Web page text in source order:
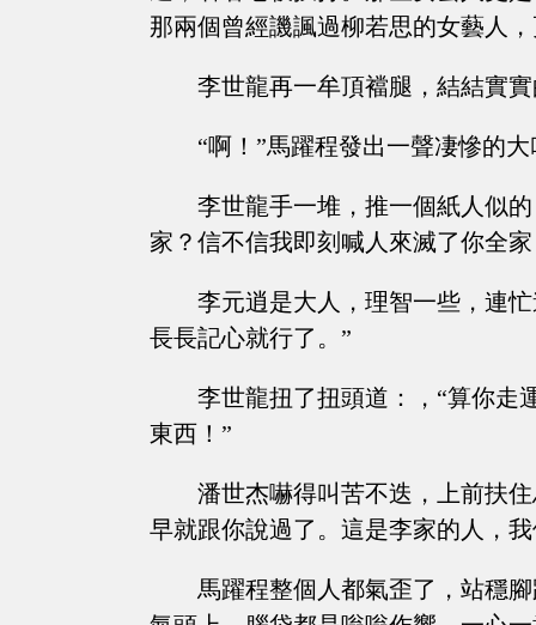
那兩個曾經譏諷過柳若思的女藝人
李世龍再一牟頂襠腿，結結實
“啊！”馬躍程發出一聲凄慘的
李世龍手一堆，推一個紙人似
家？信不信我即刻喊人來滅了你全家
李元逍是大人，理智一些，連
長長記心就行了。”
李世龍扭了扭頭道：，“算你走
東西！”
潘世杰嚇得叫苦不迭，上前扶
早就跟你說過了。這是李家的人，
馬躍程整個人都氣歪了，站穩